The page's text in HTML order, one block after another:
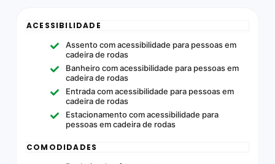
ACESSIBILIDADE
Assento com acessibilidade para pessoas em
cadeira de rodas
Banheiro com acessibilidade para pessoas em
cadeira de rodas
Entrada com acessibilidade para pessoas em
cadeira de rodas
Estacionamento com acessibilidade para
pessoas em cadeira de rodas
COMODIDADES